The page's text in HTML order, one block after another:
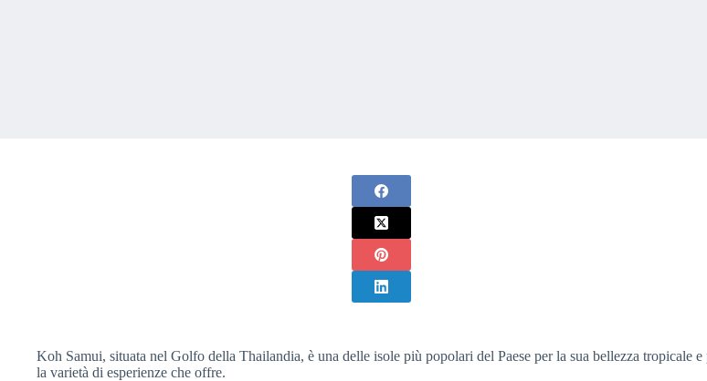
Koh Samui, situata nel Golfo della Thailandia, è una delle isole più popolari del Paese per la sua bellezza tropicale e
la varietà di esperienze che offre.